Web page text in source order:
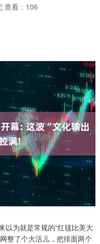
查看：106
以为就是常规的“红毯比美大
整了个大活儿，把排面两个